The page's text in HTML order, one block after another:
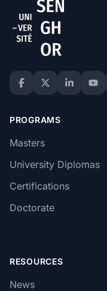
PROGRAMS
Masters
University Diplomas
Certifications
Doctorate
RESOURCES
News